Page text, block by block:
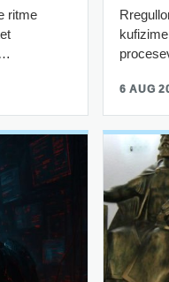
ritme
6 AUG